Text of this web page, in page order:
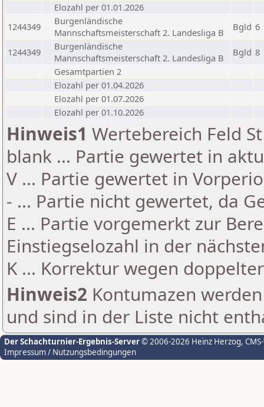
Elozahl per 01.01.2026
1244349
Burgenländische
Mannschaftsmeisterschaft 2. Landesliga B
Bgld 6
1244349
Burgenländische
Mannschaftsmeisterschaft 2. Landesliga B
Bgld 8
Gesamtpartien 2
Elozahl per 01.04.2026
Elozahl per 01.07.2026
Elozahl per 01.10.2026
Hinweis1 Wertebereich Feld
blank ... Partie gewertet in
V ... Partie gewertet in
- ... Partie nicht gewertet, da
E ... Partie vorgemerkt zur
Einstiegselozahl in der
K ... Korrektur wegen
Hinweis2 Kontumazen
und sind in der Liste nicht
Der Schachturnier-Ergebnis-Server© 2006-2026 Heinz Herzog,
Impressum / Nutzungsbedingungen